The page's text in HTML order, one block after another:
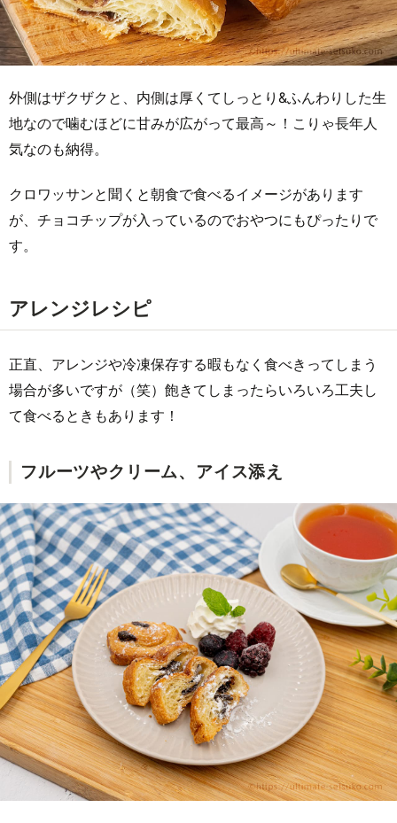
外側はザクザクと、内側は厚くてしっとり&ふんわりした生
地なので噛むほどに甘みが広がって最高～！こりゃ長年人
気なのも納得。
クロワッサンと聞くと朝食で食べるイメージがあります
が、チョコチップが入っているのでおやつにもぴったりで
す。
アレンジレシピ
正直、アレンジや冷凍保存する暇もなく食べきってしまう
場合が多いですが（笑）飽きてしまったらいろいろ工夫し
て食べるときもあります！
フルーツやクリーム、アイス添え